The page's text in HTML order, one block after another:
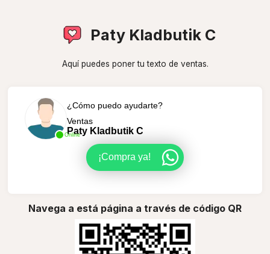
Paty Kladbutik C
Aquí puedes poner tu texto de ventas.
Online
¿Cómo puedo ayudarte?
Ventas
Paty Kladbutik C
¡Compra ya!
Navega a está página a través de código QR